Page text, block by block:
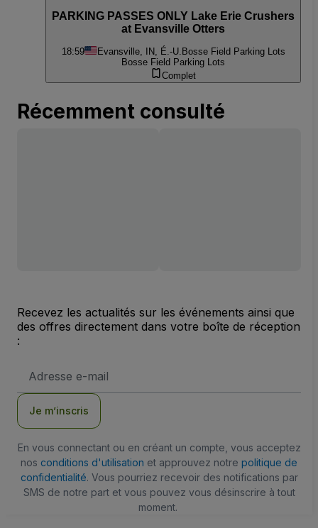
PARKING PASSES ONLY Lake Erie Crushers
at Evansville Otters
18:59 Evansville, IN, É.-U. Bosse Field Parking Lots
Bosse Field Parking Lots
Complet
Récemment consulté
Recevez les actualités sur les événements ainsi que
des offres directement dans votre boîte de réception
:
e-
Je m’inscris
En vous connectant ou en créant un compte, vous acceptez
nos conditions d'utilisation et approuvez notre politique de
confidentialité. Vous pourriez recevoir des notifications par
SMS de notre part et vous pouvez vous désinscrire à tout
moment.